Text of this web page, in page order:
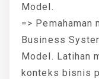
Model.
=>
Business
Model. Latihan
konteks bisnis